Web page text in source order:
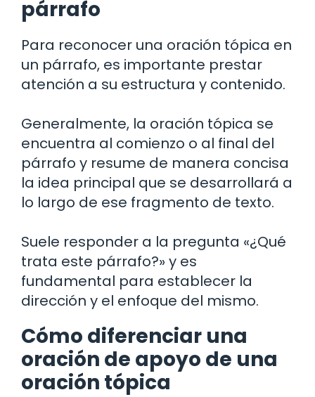
párrafo
Para reconocer una oración tópica en
un párrafo, es importante prestar
atención a su estructura y contenido.
Generalmente, la oración tópica se
encuentra al comienzo o al final del
párrafo y resume de manera concisa
la idea principal que se desarrollará a
lo largo de ese fragmento de texto.
Suele responder a la pregunta «¿Qué
trata este párrafo?» y es
fundamental para establecer la
dirección y el enfoque del mismo.
Cómo diferenciar una
oración de apoyo de una
oración tópica